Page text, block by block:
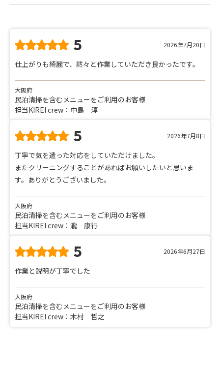
5 2026年7月20日
仕上がりも綺麗で、黙々と作業していただき良かったです。
大阪府
民泊清掃を含むメニューをご利用のお客様
担当KIREI crew：中島 淳
5 2026年7月8日
丁寧で気を遣った対応をしていただけました。
またクリーニングすることがあればお願いしたいと思いま
す。ありがとうございました。
大阪府
民泊清掃を含むメニューをご利用のお客様
担当KIREI crew：瀧 康行
5 2026年6月27日
作業と説明が丁寧でした
大阪府
民泊清掃を含むメニューをご利用のお客様
担当KIREI crew：木村 哲之